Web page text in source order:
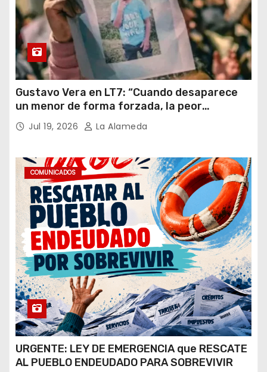
Gustavo Vera en LT7: “Cuando desaparece
un menor de forma forzada, la peor
hipótesis es trata, y así debe seguir
caratulado el caso Loan”
Jul 19, 2026 La Alameda
COMUNICADOS
URGENTE: LEY DE EMERGENCIA que RESCATE
AL PUEBLO ENDEUDADO PARA SOBREVIVIR